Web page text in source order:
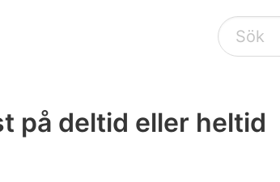
på deltid eller heltid